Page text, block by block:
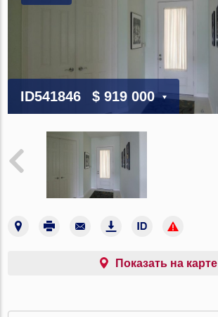
ID541846 $ 919 000
Показать на карте